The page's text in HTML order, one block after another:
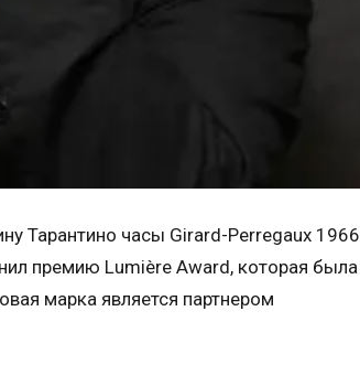
Тарантино часы Girard-Perregaux 1966
премию Lumière Award, которая была
марка является партнером